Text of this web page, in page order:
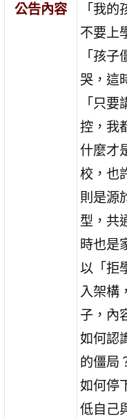
公告內容
「我
不要上
「孩
哭，這
「只
控，我
什麼才
校，也
則是源
型，共
時也是
以「拒
入架構
子，內
如何認
的僵局
如何停
低自己